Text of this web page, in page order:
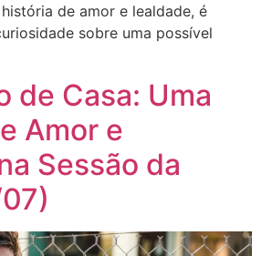
de amor e lealdade, é
sobre uma possível
de Casa: Uma
Amor e
Sessão da